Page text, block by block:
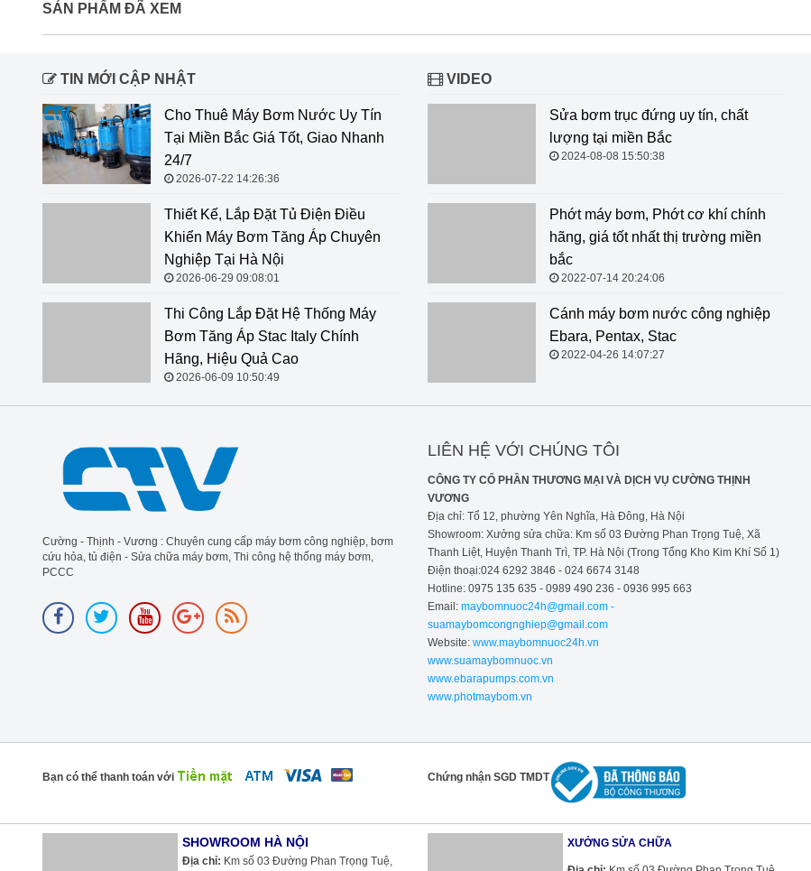
SẢN PHẨM ĐÃ XEM
TIN MỚI CẬP NHẬT
Cho Thuê Máy Bơm Nước Uy Tín
Tại Miền Bắc Giá Tốt, Giao Nhanh
24/7
2026-07-22 14:26:36
Thiết Kế, Lắp Đặt Tủ Điện Điều Khiển Máy Bơm Tăng
Áp Chuyên Nghiệp Tại Hà Nội
Thi Công Lắp Đặt Hệ Thống Máy
Bơm Tăng Áp Stac Italy Chính
Hãng, Hiệu Quả Cao
2026-06-09 10:50:49
VIDEO
Sửa bơm trục đứng uy tín, chất
lượng tại miền Bắc
2024-08-08 15:50:38
Phớt máy bơm, Phớt cơ khí chính hãng, giá tốt nhất thị
Cánh máy bơm nước công nghiệp Ebara, Pentax, Stac
Cường - Thịnh - Vương : Chuyên cung cấp máy bơm công nghiệp, bơm
cứu hỏa, tủ điện - Sửa chữa máy bơm, Thi công hệ thống máy bơm,
PCCC
LIÊN HỆ VỚI CHÚNG TÔI
CÔNG TY CỔ PHẦN THƯƠNG MẠI VÀ DỊCH VỤ CƯỜNG THỊNH
VƯƠNG
Địa chỉ: Tổ 12, phường Yên Nghĩa, Hà Đông, Hà Nội
Showroom: Xưởng sửa chữa: Km số 03 Đường Phan Trọng Tuệ, Xã
Thanh Liệt, Huyện Thanh Trì, TP. Hà Nội (Trong Tổng Kho Kim Khí Số 1)
Điện thoại:024 6292 3846 - 024 6674 3148
Hotline: 0975 135 635 - 0989 490 236 - 0936 995 663
Email: maybomnuoc24h@gmail.com -
suamaybomcongnghiep@gmail.com
Website:www.maybomnuoc24h.vn
www.suamaybomnuoc.vn
www.ebarapumps.com.vn
www.photmaybom.vn
Bạn có thể thanh toán với Chứng nhận SGD TMDT
SHOWROOM HÀ NỘI
Địa chỉ: Km số 03 Đường Phan Trọng Tuệ,
XƯỞNG SỬA CHỮA